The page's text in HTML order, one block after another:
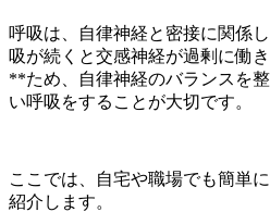
呼吸は、自律神経と密接に関係
吸が続くと交感神経が過剰に働
**ため、自律神経のバランスを
い呼吸をすることが大切です。
ここでは、自宅や職場でも簡単
紹介します。